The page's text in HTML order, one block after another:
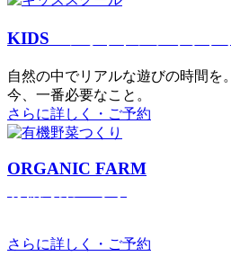
KIDS
⾃然の中でリアルな遊びの時間を。
今、⼀番必要なこと。
さらに詳しく・ご予約
ORGANIC FARM
さらに詳しく・ご予約